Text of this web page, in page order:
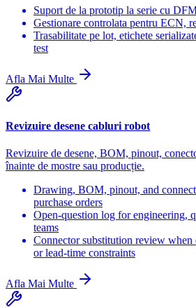
Suport de la prototip la serie cu
Gestionare controlata pentru ECN,
Trasabilitate pe lot, etichete
test
Afla Mai Multe
Revizuire desene cabluri robot
Revizuire de desene, BOM, pinout,
înainte de mostre sau producție.
Drawing, BOM, pinout, and
purchase orders
Open-question log for engineering,
teams
Connector substitution review
or lead-time constraints
Afla Mai Multe